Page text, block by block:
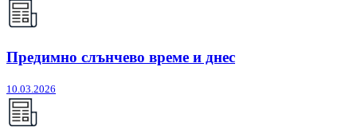
Предимно слънчево време и днес
10.03.2026